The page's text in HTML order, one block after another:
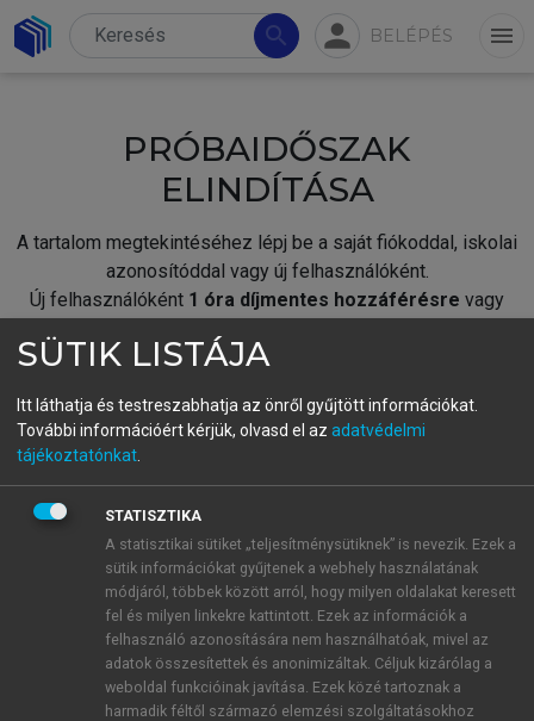
search person BELÉPÉS menu
PRÓBAIDŐSZAK
ELINDÍTÁSA
A tartalom megtekintéséhez lépj be a saját fiókoddal, iskolai
azonosítóddal vagy új felhasználóként.
Új felhasználóként 1 óra díjmentes hozzáférésre vagy
fiókoddal,vagy hozz létre új fiókot.
A regisztráció után apróbaidőszakautomatikusan
BELÉPÉS SAJÁT FIÓKKAL
ÚJ FIÓK LÉTREHOZÁSA
1 óra díjmentes hozzáférés
E-MAIL-CÍM
SÜTIK LISTÁJA
Itt láthatja és testreszabhatja az önről gyűjtött információkat.
További információért kérjük, olvasd el az adatvédelmi
tájékoztatónkat
STATISZTIKA
A statisztikai sütiket „teljesítménysütiknek” is nevezik. Ezek a
sütik információkat gyűjtenek a webhely használatának
módjáról, többek között arról, hogy milyen oldalakat keresett
fel és milyen linkekre kattintott. Ezek az információk a
felhasználó azonosítására nem használhatóak, mivel az
adatok összesítettek és anonimizáltak. Céljuk kizárólag a
weboldal funkcióinak javítása. Ezek közé tartoznak a
harmadik féltől származó elemzési szolgáltatásokhoz